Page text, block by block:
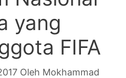
yang
FIFA
Oleh Mokhammad